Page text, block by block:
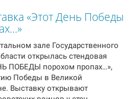
«Этот День Победы
зале Государственного
открылась стендовая
ПОБЕДЫ порохом пропах…»,
Победы в Великой
Выставку открывают